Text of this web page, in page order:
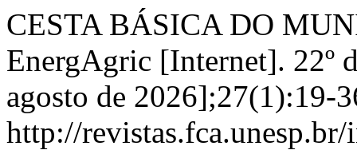
CESTA BÁSICA DO
EnergAgric [Internet]. 22º
agosto de 2026];27(1):19-
http://